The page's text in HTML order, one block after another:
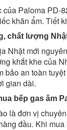
Paloma PD-
khăn ẩm. Tiết
chất lượng
Nhật mới
khắt khe của
bảo an toàn
gian dài.
bếp gas âm
là đơn vị
đầu. Khi